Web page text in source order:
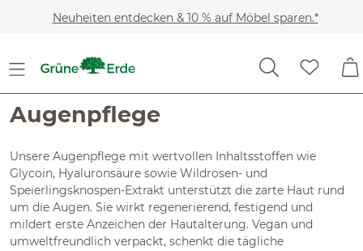
Zum Hauptinhalt springen
Neuheiten entdecken & 10 % auf Möbel sparen.*
Kosmetik Gesichtspflege & Reinigung Augenpflege
Augenpflege
Unsere Augenpflege mit wertvollen Inhaltsstoffen wie
Glycoin, Hyaluronsäure sowie Wildrosen- und
Speierlingsknospen-Extrakt unterstützt die zarte Haut rund
um die Augen. Sie wirkt regenerierend, festigend und
mildert erste Anzeichen der Hautalterung. Vegan und
umweltfreundlich verpackt, schenkt die tägliche